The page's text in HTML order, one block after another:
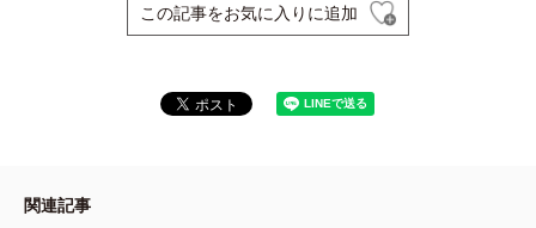
この記事をお気に入りに追加
関連記事